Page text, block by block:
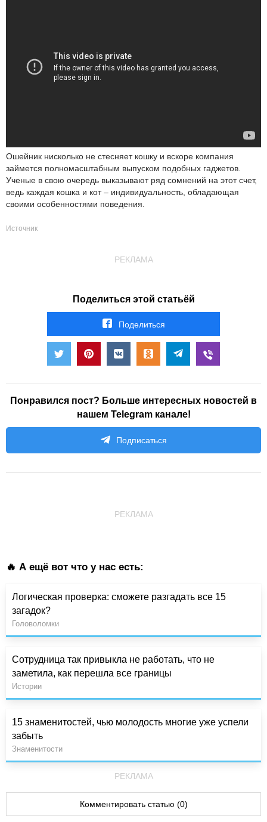
Ошейник нисколько не стесняет кошку и вскоре компания
займется полномасштабным выпуском подобных гаджетов.
Ученые в свою очередь выказывают ряд сомнений на этот счет,
ведь каждая кошка и кот – индивидуальность, обладающая
своими особенностями поведения.
Источник
РЕКЛАМА
Поделиться этой статьёй
Поделиться
Понравился пост? Больше интересных новостей в
нашем Telegram канале!
Подписаться
РЕКЛАМА
🔥 А ещё вот что у нас есть:
Логическая проверка: сможете разгадать все 15
загадок?
Головоломки
Сотрудница так привыкла не работать, что не
заметила, как перешла все границы
Истории
15 знаменитостей, чью молодость многие уже успели
забыть
Знаменитости
РЕКЛАМА
Комментировать статью (0)